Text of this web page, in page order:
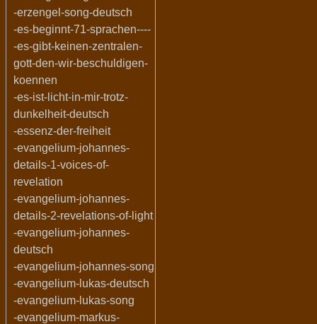
-erzengel-song-deutsch
-es-beginnt-71-sprachen----
-es-gibt-keinen-zentralen-
gott-den-wir-beschuldigen-
koennen
-es-ist-licht-in-mir-trotz-
dunkelheit-deutsch
-essenz-der-freiheit
-evangelium-johannes-
details-1-voices-of-
revelation
-evangelium-johannes-
details-2-revelations-of-light
-evangelium-johannes-
deutsch
-evangelium-johannes-song
-evangelium-lukas-deutsch
-evangelium-lukas-song
-evangelium-markus-